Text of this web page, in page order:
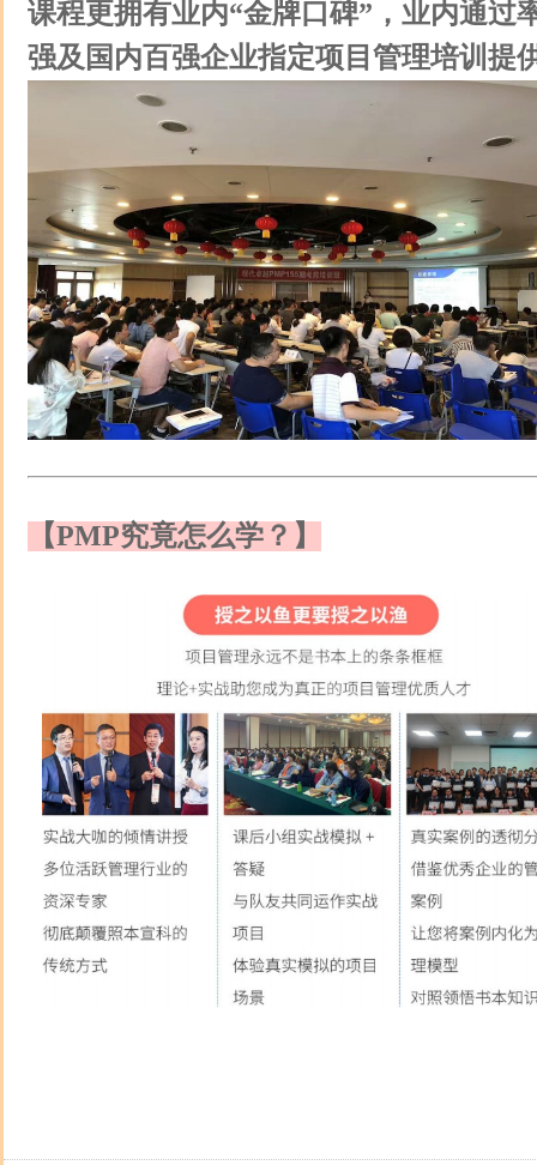
课程更拥有业内“金牌口碑”，业内通过
强及国内百强企业指定项目管理培训提
【PMP究竟怎么学？】